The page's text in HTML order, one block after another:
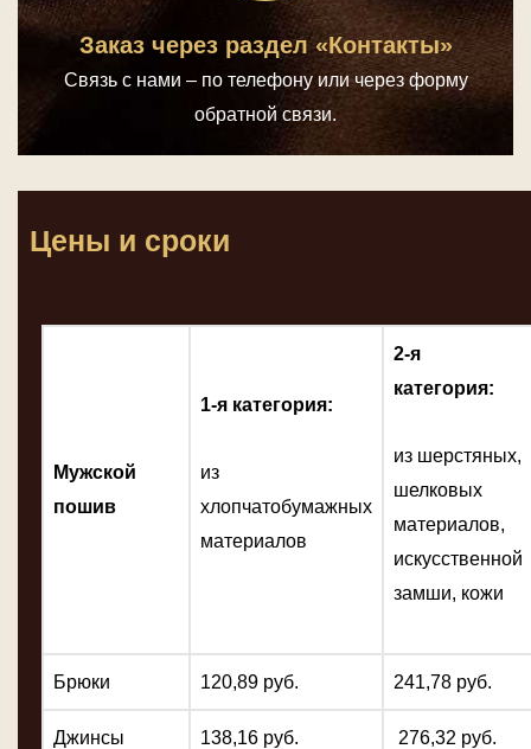
Заказ через раздел «Контакты»
Связь с нами – по телефону или через форму
обратной связи.
Цены и сроки
Мужской
пошив
1-я категория:
из
хлопчатобумажных
материалов
2-я
категория:
из шерстяных,
шелковых
материалов,
искусственной
замши, кожи
Брюки 120,89 руб. 241,78 руб.
Джинсы 138,16 руб. 276,32 руб.